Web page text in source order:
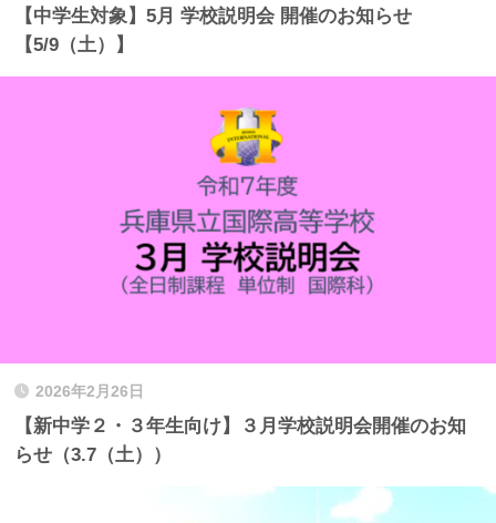
【中学生対象】5月 学校説明会 開催のお知らせ
【5/9（土）】
2026年2月26日
【新中学２・３年生向け】３月学校説明会開催のお知
らせ（3.7（土））